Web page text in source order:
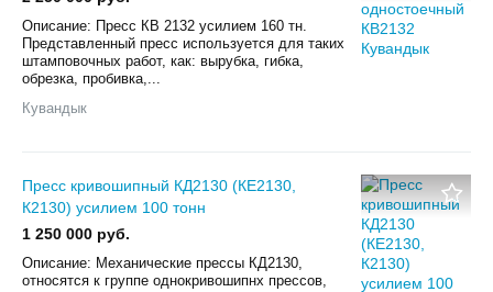
Описание: Пресс КВ 2132 усилием 160 тн.
Представленный пресс используется для таких
штамповочных работ, как: вырубка, гибка,
обрезка, пробивка,...
Кувандык
Пресс кривошипный КД2130 (КЕ2130,
К2130) усилием 100 тонн
1 250 000 руб.
Описание: Механические прессы КД2130,
относятся к группе однокривошипнх прессов,